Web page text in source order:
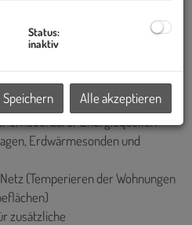
(Wärme-, Kälte-
erneuerbarer Energiequellen
Erdwärmesonden und
(Temperieren der Wohnungen
zusätzliche
Status:
inaktiv
Speichern Alle akzeptieren